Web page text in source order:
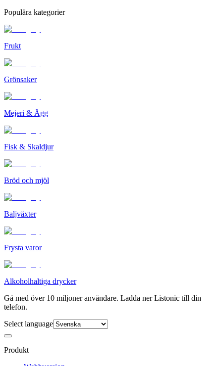
Populära kategorier
Frukt
Grönsaker
Mejeri & Ägg
Fisk & Skaldjur
Bröd och mjöl
Baljväxter
Frysta varor
Alkoholhaltiga drycker
Gå med över 10 miljoner användare. Ladda ner Listonic till din
telefon.
Select language
Produkt